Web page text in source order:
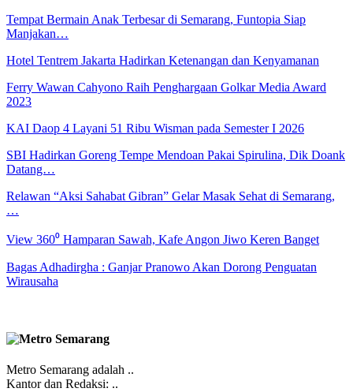
Tempat Bermain Anak Terbesar di Semarang, Funtopia Siap
Manjakan…
Hotel Tentrem Jakarta Hadirkan Ketenangan dan Kenyamanan
Ferry Wawan Cahyono Raih Penghargaan Golkar Media Award
2023
KAI Daop 4 Layani 51 Ribu Wisman pada Semester I 2026
SBI Hadirkan Goreng Tempe Mendoan Pakai Spirulina, Dik Doank
Datang…
Relawan “Aksi Sahabat Gibran” Gelar Masak Sehat di Semarang,
…
View 360⁰ Hamparan Sawah, Kafe Angon Jiwo Keren Banget
Bagas Adhadirgha : Ganjar Pranowo Akan Dorong Penguatan
Wirausaha
Metro Semarang adalah ..
Kantor dan Redaksi: ..